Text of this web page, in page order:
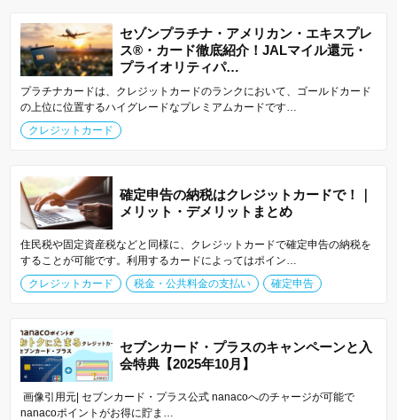
セゾンプラチナ・アメリカン・エキスプレ
ス®・カード徹底紹介！JALマイル還元・
プライオリティパ…
プラチナカードは、クレジットカードのランクにおいて、ゴールドカード
の上位に位置するハイグレードなプレミアムカードです…
クレジットカード
確定申告の納税はクレジットカードで！｜
メリット・デメリットまとめ
住民税や固定資産税などと同様に、クレジットカードで確定申告の納税を
することが可能です。利用するカードによってはポイン…
クレジットカード
税金・公共料金の支払い 確定申告
セブンカード・プラスのキャンペーンと入
会特典【2025年10月】
画像引用元| セブンカード・プラス公式 nanacoへのチャージが可能で
nanacoポイントがお得に貯ま…